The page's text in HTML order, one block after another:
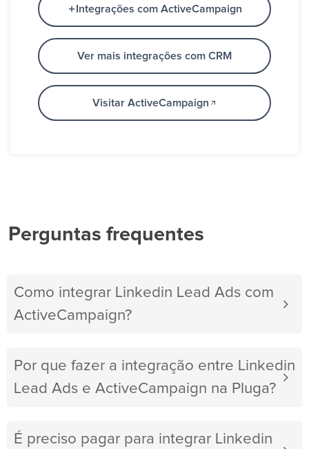
Integrações com ActiveCampaign
Ver mais integrações com CRM
Visitar ActiveCampaign
Perguntas frequentes
Como integrar Linkedin Lead Ads com
ActiveCampaign?
Por que fazer a integração entre Linkedin
Lead Ads e ActiveCampaign na Pluga?
É preciso pagar para integrar Linkedin